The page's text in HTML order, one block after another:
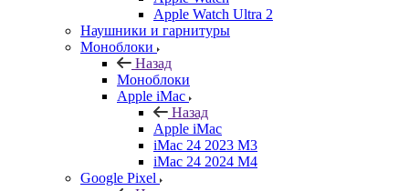
Apple Watch Ultra 2
Наушники и гарнитуры
Моноблоки
Назад
Моноблоки
Apple iMac
Назад
Apple iMac
iMac 24 2023 M3
iMac 24 2024 M4
Google Pixel